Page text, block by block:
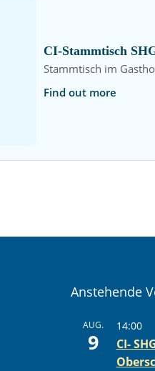
CI-Stammtisch
Stammtisch im
Find out more
Anstehende
AUG.
9
14:00
CI-